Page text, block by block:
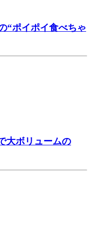
“ポイポイ食べちゃ
大ボリュームの